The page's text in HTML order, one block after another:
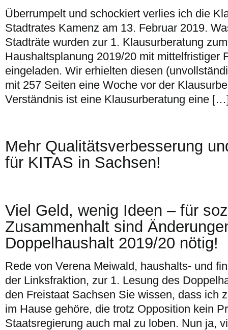
Überrumpelt und schockiert verlies ich die
Stadtrates Kamenz am 13. Februar 2019.
Stadträte wurden zur 1. Klausurberatung
Haushaltsplanung 2019/20 mit mittelfristiger
eingeladen. Wir erhielten diesen
mit 257 Seiten eine Woche vor der
Verständnis ist eine Klausurberatung eine
Mehr Qualitätsverbesserung
für KITAS in Sachsen!
Viel Geld, wenig Ideen – für
Zusammenhalt sind
Doppelhaushalt 2019/20 nötig!
Rede von Verena Meiwald, haushalts- und
der Linksfraktion, zur 1. Lesung des
den Freistaat Sachsen Sie wissen, dass ich
im Hause gehöre, die trotz Opposition kein
Staatsregierung auch mal zu loben. Nun ja,